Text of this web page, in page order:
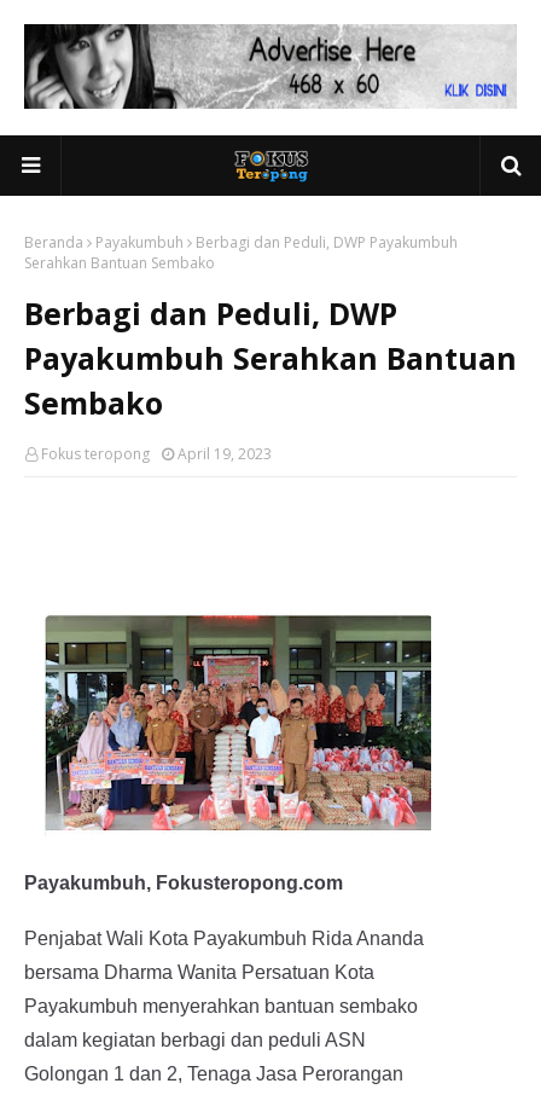
Beranda Payakumbuh
Berbagi dan Peduli, DWP Payakumbuh
Serahkan Bantuan Sembako
Berbagi dan Peduli, DWP
Payakumbuh Serahkan Bantuan
Sembako
Fokus teropong April 19, 2023
Payakumbuh, Fokusteropong.com
Penjabat Wali Kota Payakumbuh Rida Ananda
bersama Dharma Wanita Persatuan Kota
Payakumbuh menyerahkan bantuan sembako
dalam kegiatan berbagi dan peduli ASN
Golongan 1 dan 2, Tenaga Jasa Perorangan